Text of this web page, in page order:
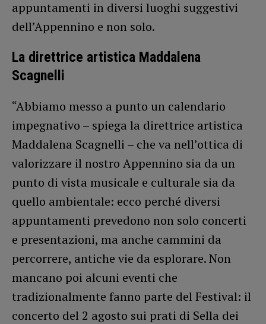
appuntamenti in diversi luoghi suggestivi
dell’Appennino e non solo.
La direttrice artistica Maddalena
Scagnelli
“Abbiamo messo a punto un calendario
impegnativo – spiega la direttrice artistica
Maddalena Scagnelli – che va nell’ottica di
valorizzare il nostro Appennino sia da un
punto di vista musicale e culturale sia da
quello ambientale: ecco perché diversi
appuntamenti prevedono non solo concerti
e presentazioni, ma anche cammini da
percorrere, antiche vie da esplorare. Non
mancano poi alcuni eventi che
tradizionalmente fanno parte del Festival: il
concerto del 2 agosto sui prati di Sella dei